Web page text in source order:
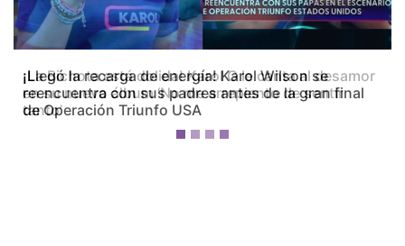
¡La Bichota está dolida! Karol G le canta al desamor
en su nuevo álbum ‘No me arrepiento de sentir
tanto’